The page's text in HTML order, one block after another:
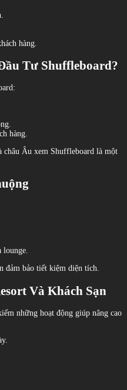
hàng.
Tư Shuffleboard?
hàng.
Âu xem Shuffleboard là một
lounge.
đảm bảo tiết kiệm diện tích.
Và Khách Sạn
những hoạt động giúp nâng cao